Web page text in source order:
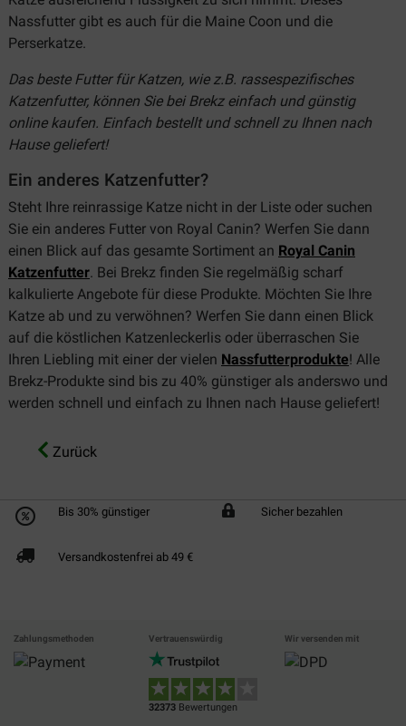
Nassfutter gibt es auch für die Maine Coon und die
Perserkatze.
Das beste Futter für Katzen, wie z.B. rassespezifisches
Katzenfutter, können Sie bei Brekz einfach und günstig
online kaufen. Einfach bestellt und schnell zu Ihnen nach
Hause geliefert!
Ein anderes Katzenfutter?
Steht Ihre reinrassige Katze nicht in der Liste oder suchen
Sie ein anderes Futter von Royal Canin? Werfen Sie dann
einen Blick auf das gesamte Sortiment an Royal Canin
Katzenfutter. Bei Brekz finden Sie regelmäßig scharf
kalkulierte Angebote für diese Produkte. Möchten Sie Ihre
Katze ab und zu verwöhnen? Werfen Sie dann einen Blick
auf die köstlichen Katzenleckerlis oder überraschen Sie
Ihren Liebling mit einer der vielen Nassfutterprodukte! Alle
Brekz-Produkte sind bis zu 40% günstiger als anderswo und
werden schnell und einfach zu Ihnen nach Hause geliefert!
Zurück
Bis 30% günstiger Sicher bezahlen
Versandkostenfrei ab 49 €
Zahlungsmethoden Vertrauenswürdig
32373 Bewertungen
Wir versenden mit